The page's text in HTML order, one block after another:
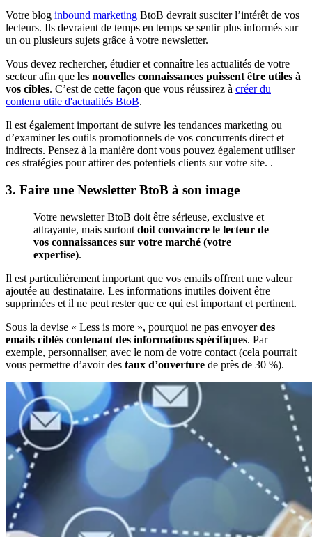
Votre blog inbound marketing BtoB devrait susciter l’intérêt de vos
lecteurs. Ils devraient de temps en temps se sentir plus informés sur
un ou plusieurs sujets grâce à votre newsletter.
Vous devez rechercher, étudier et connaître les actualités de votre
secteur afin que les nouvelles connaissances puissent être utiles à
vos cibles. C’est de cette façon que vous réussirez à créer du
contenu utile d'actualités BtoB.
Il est également important de suivre les tendances marketing ou
d’examiner les outils promotionnels de vos concurrents direct et
indirects. Pensez à la manière dont vous pouvez également utiliser
ces stratégies pour attirer des potentiels clients sur votre site. .
3. Faire une Newsletter BtoB à son image
Votre newsletter BtoB doit être sérieuse, exclusive et
attrayante, mais surtout doit convaincre le lecteur de
vos connaissances sur votre marché (votre
expertise).
Il est particulièrement important que vos emails offrent une valeur
ajoutée au destinataire. Les informations inutiles doivent être
supprimées et il ne peut rester que ce qui est important et pertinent.
Sous la devise « Less is more », pourquoi ne pas envoyerdes
emails ciblés contenant des informations spécifiques. Par
exemple, personnaliser, avec le nom de votre contact (cela pourrait
vous permettre d’avoir des taux d’ouverture de près de 30 %).